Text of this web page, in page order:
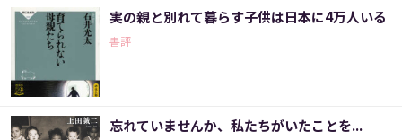
実の親と別れて暮らす子供は日本に4万人いる
書評
忘れていませんか、私たちがいたことを...